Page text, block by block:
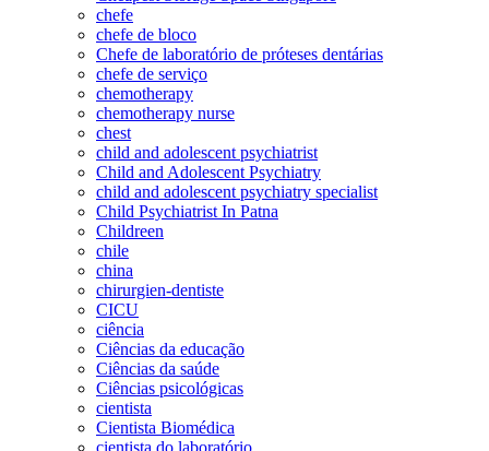
chefe
chefe de bloco
Chefe de laboratório de próteses dentárias
chefe de serviço
chemotherapy
chemotherapy nurse
chest
child and adolescent psychiatrist
Child and Adolescent Psychiatry
child and adolescent psychiatry specialist
Child Psychiatrist In Patna
Childreen
chile
china
chirurgien-dentiste
CICU
ciência
Ciências da educação
Ciências da saúde
Ciências psicológicas
cientista
Cientista Biomédica
cientista do laboratório